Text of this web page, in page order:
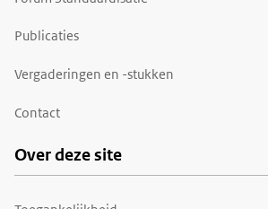
Publicaties
Vergaderingen en -stukken
Contact
Over deze site